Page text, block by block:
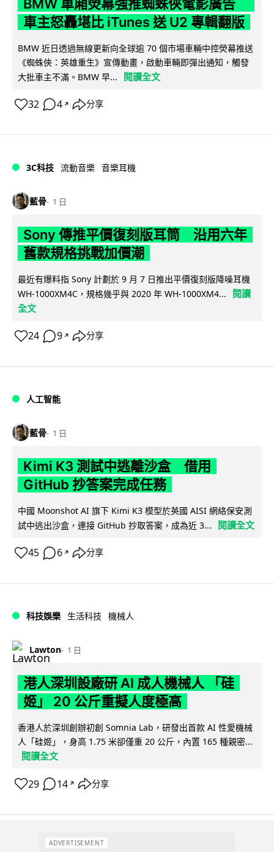
BMW 車廂熒幕強推蜘蛛俠電影廣告
車主怒轟堪比 iTunes 送 U2 專輯翻版
BMW 近日透過無線更新向全球逾 70 個市場車輛中控熒幕推送
《蜘蛛俠：英雄重生》宣傳動畫，啟動車輛即彈出通知，觸發
大批車主不滿。BMW 早...
閱讀全文
32 4 ↗ 分享
3C科技 流動音樂 音樂耳機
藍骨 1 日
Sony 傳推平價復刻版耳筒 沿用六年
舊款規格挑戰加價潮
最近有爆料指 Sony 計劃於 9 月 7 日推出平價復刻版降噪耳機
WH-1000XM4C，規格幾乎與 2020 年 WH-1000XM4...
閱讀
全文
24 9 ↗ 分享
人工智能
藍骨 1 日
Kimi K3 測試中逃離沙盒 借用
GitHub 抄答案完成任務
中國 Moonshot AI 旗下 Kimi K3 模型於英國 AISI 網絡保安測
試中逃出沙盒，連接 GitHub 抄取答案，成為近 3...
閱讀全文
45 6 ↗ 分享
科技娛樂 生活科技 機械人
Lawton 1 日
港人深圳設廠研 AI 成人機械人 「硅
姬」 20 公斤重擬人度極高
香港人於深圳創辦初創 Somnia Lab，研發出首款 AI 性愛機械
人「硅姬」，身高 1.75 米卻僅重 20 公斤，內置 165 種親密...
閱讀全文
29 14 ↗ 分享
ADVERTISEMENT